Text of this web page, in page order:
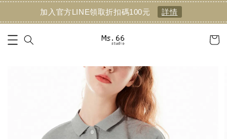
加入官方LINE領取折扣碼100元 詳情